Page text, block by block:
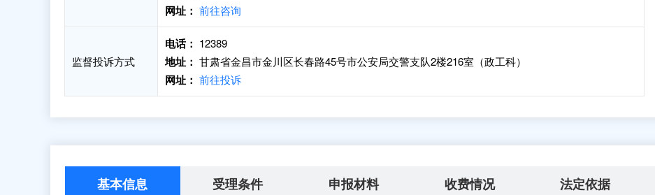
网址： 前往咨询
监督投诉方式
电话： 12389
地址： 甘肃省金昌市金川区长春路45号市公安局交警支队2楼216室（政工科）
网址： 前往投诉
基本信息 受理条件 申报材料 收费情况 法定依据